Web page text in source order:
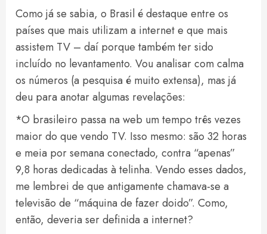
Como já se sabia, o Brasil é destaque entre os
países que mais utilizam a internet e que mais
assistem TV – daí porque também ter sido
incluído no levantamento. Vou analisar com calma
os números (a pesquisa é muito extensa), mas já
deu para anotar algumas revelações:
*O brasileiro passa na web um tempo três vezes
maior do que vendo TV. Isso mesmo: são 32 horas
e meia por semana conectado, contra “apenas”
9,8 horas dedicadas à telinha. Vendo esses dados,
me lembrei de que antigamente chamava-se a
televisão de “máquina de fazer doido”. Como,
então, deveria ser definida a internet?